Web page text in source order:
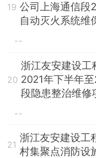
19 公司上海通信段
自动灭火系统维
--
20
浙江友安建设工
2021年下半年
段隐患整治维修
--
21
浙江友安建设工
村集聚点消防设